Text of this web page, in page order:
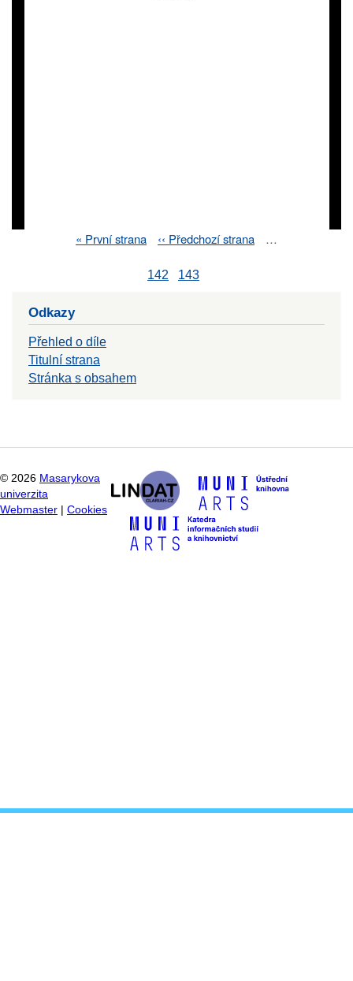
First
« První strana
Previous
‹‹ Předchozí strana …
142 143
Odkazy
Přehled o díle
Titulní strana
Stránka s obsahem
© 2026 Masarykova
univerzita
Webmaster
Cookies